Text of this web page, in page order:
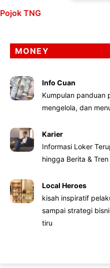
Pojok TNG
MONEY
Info Cuan
Kumpulan panduan
mengelola, dan
Karier
Informasi Loker
hingga Berita &
Local Heroes
kisah inspiratif
sampai strategi
tiru